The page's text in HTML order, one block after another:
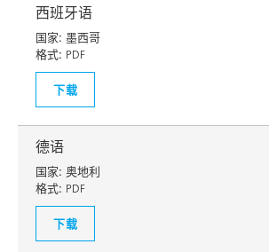
西班牙语
国家: 墨西哥
格式: PDF
下载
德语
国家: 奥地利
格式: PDF
下载